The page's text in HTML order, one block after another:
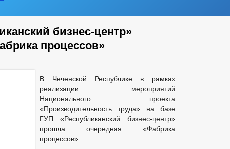
службу
предпринемательства
бизнес-центр»
процессов»
В Чеченской Республике в рамках
реализации мероприятий
Национального проекта
«Производительность труда» на базе
ГУП «Республиканский бизнес-центр»
прошла очередная «Фабрика
процессов»